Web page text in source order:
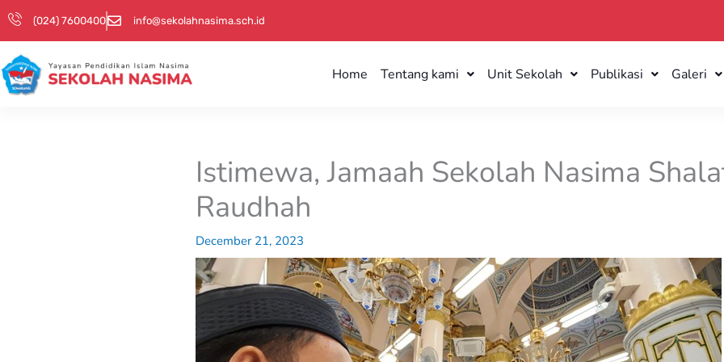
Skip
(024) 7600400 info@sekolahnasima.sch.id
Home Tentang kami Unit Sekolah Publikasi Galeri
Istimewa, Jamaah Sekolah Nasima
Raudhah
December 21, 2023